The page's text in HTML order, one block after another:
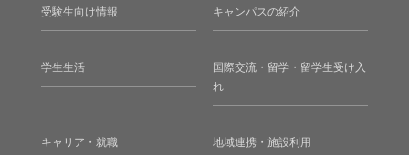
受験生向け情報 キャンパスの紹介
学生生活
国際交流・留学・留学生受け入
れ
キャリア・就職 地域連携・施設利用